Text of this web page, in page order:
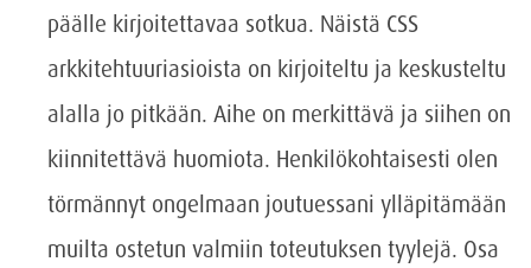
päälle kirjoitettavaa sotkua. Näistä CSS
arkkitehtuuriasioista on kirjoiteltu ja keskusteltu
alalla jo pitkään. Aihe on merkittävä ja siihen on
kiinnitettävä huomiota. Henkilökohtaisesti olen
törmännyt ongelmaan joutuessani ylläpitämään
muilta ostetun valmiin toteutuksen tyylejä. Osa